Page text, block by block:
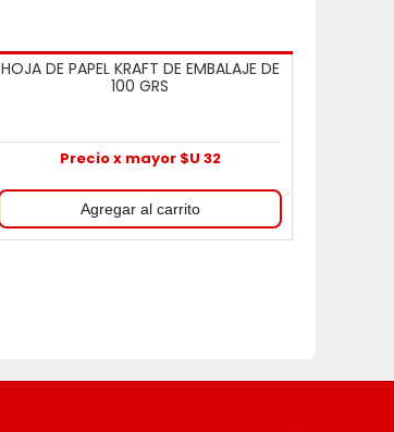
HOJA DE PAPEL KRAFT DE EMBALAJE DE
100 GRS
Precio x mayor $U 32